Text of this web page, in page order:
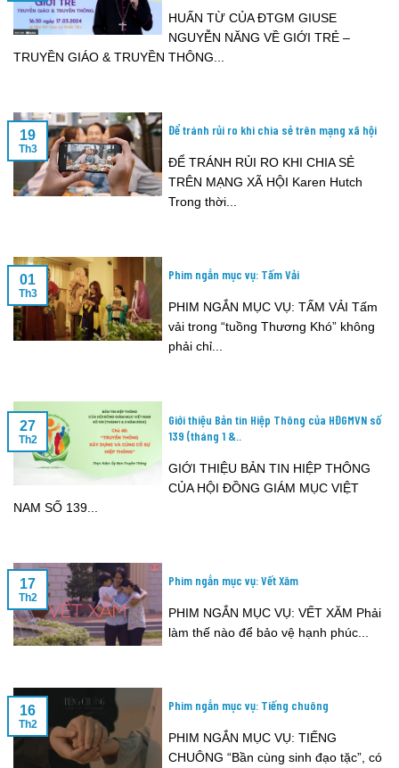
HUẤN TỪ CỦA ĐTGM GIUSE
NGUYỄN NĂNG VỀ GIỚI TRẺ –
TRUYỀN GIÁO & TRUYỀN THÔNG...
Để tránh rủi ro khi chia sẻ trên mạng xã hội
ĐỂ TRÁNH RỦI RO KHI CHIA SẺ
TRÊN MẠNG XÃ HỘI Karen Hutch
Trong thời...
19
Th3
Phim ngắn mục vụ: Tấm Vải
PHIM NGẮN MỤC VỤ: TẤM VẢI Tấm
vải trong “tuồng Thương Khó” không
phải chỉ...
01
Th3
Giới thiệu Bản tin Hiệp Thông của HĐGMVN số
139 (tháng 1 &..
GIỚI THIỆU BẢN TIN HIỆP THÔNG
CỦA HỘI ĐỒNG GIÁM MỤC VIỆT
NAM SỐ 139...
27
Th2
Phim ngắn mục vụ: Vết Xăm
PHIM NGẮN MỤC VỤ: VẾT XĂM Phải
làm thế nào để bảo vệ hạnh phúc...
17
Th2
Phim ngắn mục vụ: Tiếng chuông
PHIM NGẮN MỤC VỤ: TIẾNG
CHUÔNG “Bần cùng sinh đạo tặc”, có
16
Th2